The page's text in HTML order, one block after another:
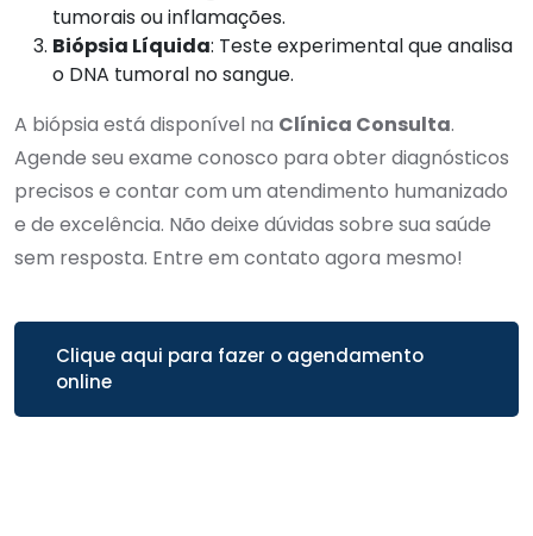
tumorais ou inflamações.
Biópsia Líquida: Teste experimental que analisa
o DNA tumoral no sangue.
A biópsia está disponível na Clínica Consulta.
Agende seu exame conosco para obter diagnósticos
precisos e contar com um atendimento humanizado
e de excelência. Não deixe dúvidas sobre sua saúde
sem resposta. Entre em contato agora mesmo!
Clique aqui para fazer o agendamento
online